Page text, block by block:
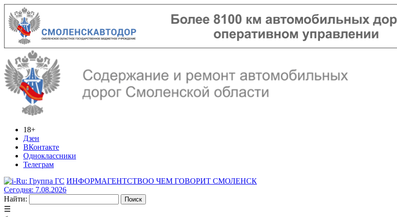
18+
Дзен
ВКонтакте
Одноклассники
Телеграм
ИНФОРМАГЕНТСТВОО ЧЕМ ГОВОРИТ СМОЛЕНСК
Сегодня: 7.08.2026
Найти:
☰